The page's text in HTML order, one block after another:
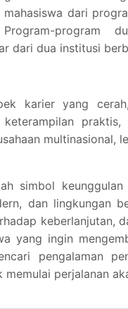
dari
program
dari dua institusi
karier yang
praktis,
multinasional,
simbol
dan lingkungan
keberlanjutan,
yang ingin
pengalaman
perjalanan